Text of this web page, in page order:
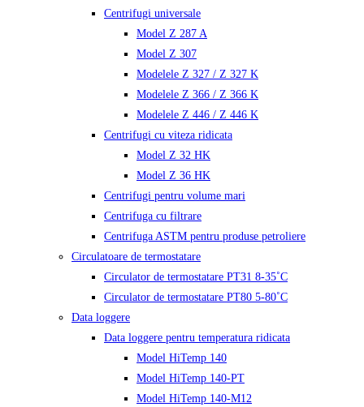
Centrifugi universale
Model Z 287 A
Model Z 307
Modelele Z 327 / Z 327 K
Modelele Z 366 / Z 366 K
Modelele Z 446 / Z 446 K
Centrifugi cu viteza ridicata
Model Z 32 HK
Model Z 36 HK
Centrifugi pentru volume mari
Centrifuga cu filtrare
Centrifuga ASTM pentru produse petroliere
Circulatoare de termostatare
Circulator de termostatare PT31 8-35˚C
Circulator de termostatare PT80 5-80˚C
Data loggere
Data loggere pentru temperatura ridicata
Model HiTemp 140
Model HiTemp 140-PT
Model HiTemp 140-M12